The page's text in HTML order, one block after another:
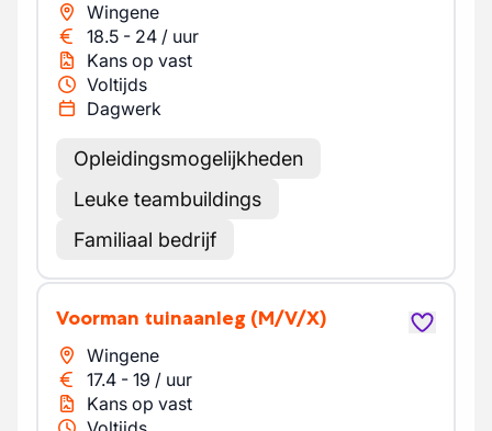
Wingene
18.5 - 24 / uur
Kans op vast
Voltijds
Dagwerk
Opleidingsmogelijkheden
Leuke teambuildings
Familiaal bedrijf
Voorman tuinaanleg (M/V/X)
Wingene
17.4 - 19 / uur
Kans op vast